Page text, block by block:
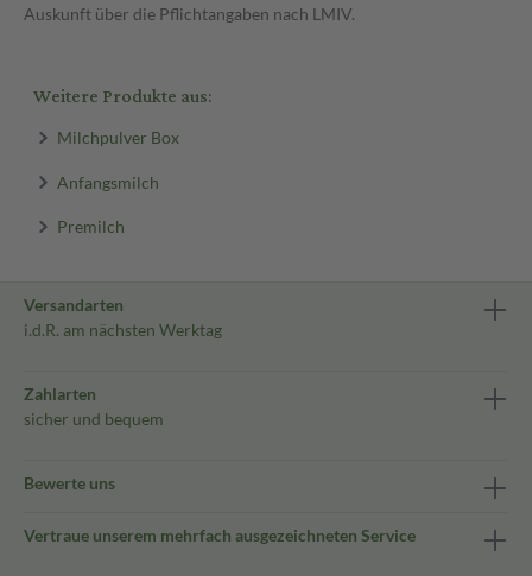
Auskunft über die Pflichtangaben nach LMIV.
Weitere Produkte aus:
Milchpulver Box
Anfangsmilch
Premilch
Versandarten
i.d.R. am nächsten Werktag
Zahlarten
sicher und bequem
Bewerte uns
Vertraue unserem mehrfach ausgezeichneten Service